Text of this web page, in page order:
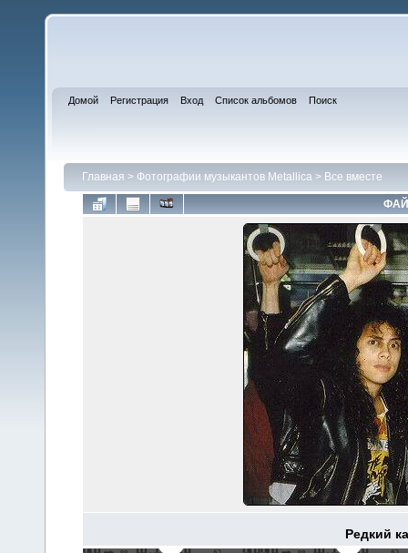
Домой Регистрация Вход Список альбомов Поиск
Главная > Фотографии музыкантов Metallica > Все вместе
Редкий